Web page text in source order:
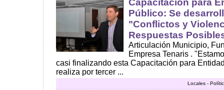
Capacitación para
Público: Se
"Conflictos y
Respuestas
Articulación Municipio,
Empresa Tenaris .
casi finalizando esta Capacitación para
realiza por tercer ...
Locales -